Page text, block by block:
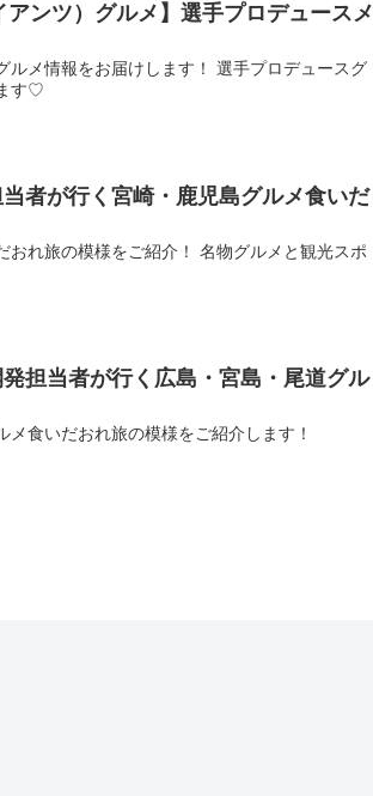
アンツ）グルメ】選手プロデュースメ
メ情報をお届けします！ 選手プロデュースグ
す♡
者が行く宮崎・鹿児島グルメ食いだ
れ旅の模様をご紹介！ 名物グルメと観光スポ
担当者が行く広島・宮島・尾道グル
食いだおれ旅の模様をご紹介します！